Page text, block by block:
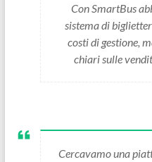
Con SmartBus
sistema di
costi di gestione,
chiari sulle
Cercavamo una